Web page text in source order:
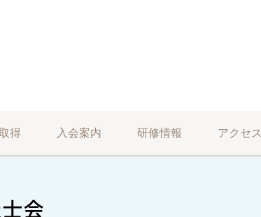
得 入会案内 研修情報 アクセス